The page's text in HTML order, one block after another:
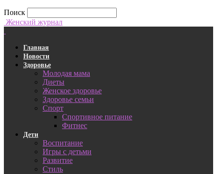
Поиск
Женский журнал
Главная
Новости
Здоровье
Молодая мама
Диеты
Женское здоровье
Здоровье семьи
Спорт
Спортивное питание
Фитнес
Дети
Воспитание
Игры с детьми
Развитие
Стиль